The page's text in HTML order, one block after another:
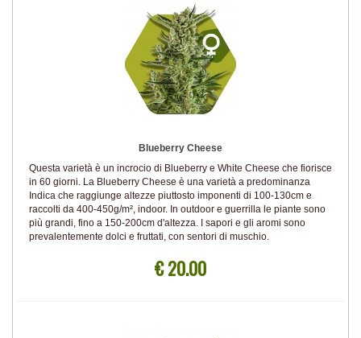
Blueberry Cheese
Questa varietà è un incrocio di Blueberry e White Cheese che fiorisce
in 60 giorni. La Blueberry Cheese è una varietà a predominanza
Indica che raggiunge altezze piuttosto imponenti di 100-130cm e
raccolti da 400-450g/m², indoor. In outdoor e guerrilla le piante sono
più grandi, fino a 150-200cm d'altezza. I sapori e gli aromi sono
prevalentemente dolci e fruttati, con sentori di muschio.
€ 20.00